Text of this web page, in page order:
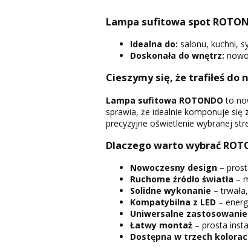
Lampa sufitowa spot
Idealna do: salonu, kuchni,
Doskonała do wnętrz:
Cieszymy się, że trafiłeś do
Lampa sufitowa ROTONDO to
sprawia, że idealnie komponuje się
precyzyjne oświetlenie wybranej
Dlaczego warto wybrać
Nowoczesny design–
Ruchome źródło światła –
Solidne wykonanie –
Kompatybilna z LED –
Uniwersalne zastosowanie
Łatwy montaż– prosta
Dostępna w trzech